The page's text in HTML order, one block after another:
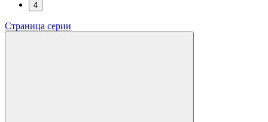
4
Страница серии